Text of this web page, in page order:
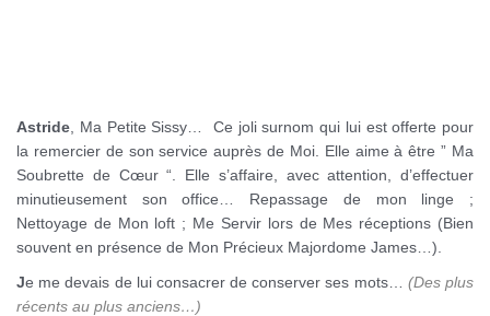
Astride , Ma Petite Sissy… Ce joli surnom qui lui est offerte pour
la remercier de son service auprès de Moi. Elle aime à être ” Ma
Soubrette de Cœur “. Elle s’affaire, avec attention, d’effectuer
minutieusement son office… Repassage de mon linge ;
Nettoyage de Mon loft ; Me Servir lors de Mes réceptions (Bien
souvent en présence de Mon Précieux Majordome James…).
Je me devais de lui consacrer de conserver ses mots… (Des plus
récents au plus anciens…)